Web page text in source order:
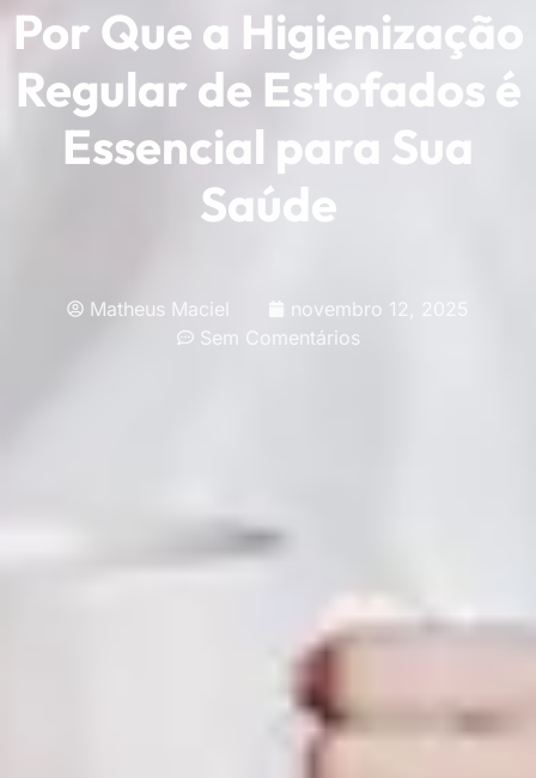
Por Que a Higienização
Regular de Estofados é
Essencial para Sua
Saúde
Matheus Maciel
novembro 12, 2025
Sem Comentários